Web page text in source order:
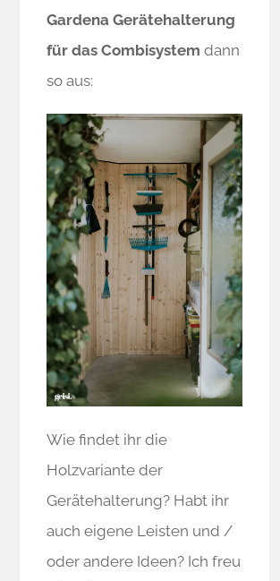
Gardena Gerätehalterung
für das Combisystem dann
so aus:
Wie findet ihr die
Holzvariante der
Gerätehalterung? Habt ihr
auch eigene Leisten und /
oder andere Ideen? Ich freu